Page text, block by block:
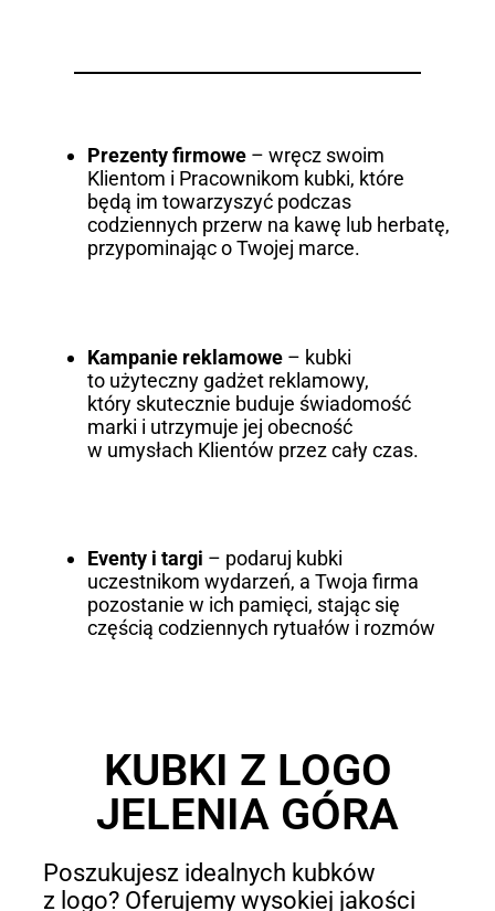
Prezenty firmowe– wręcz swoim
Klientom i Pracownikom kubki, które
będą im towarzyszyć podczas
codziennych przerw na kawę lub herbatę,
przypominając o Twojej marce.
Kampanie reklamowe– kubki
to użyteczny gadżet reklamowy,
który skutecznie buduje świadomość
marki i utrzymuje jej obecność
w umysłach Klientów przez cały czas.
Eventy i targi – podaruj kubki
uczestnikom wydarzeń, a Twoja firma
pozostanie w ich pamięci, stając się
częścią codziennych rytuałów i rozmów
KUBKI Z LOGO
JELENIA GÓRA
Poszukujesz idealnych kubków
z logo? Oferujemy wysokiej jakości